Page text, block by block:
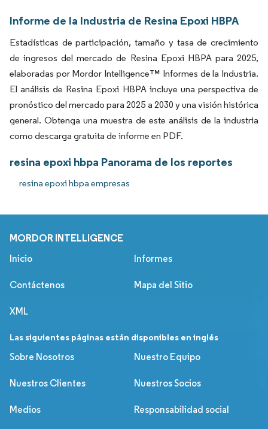
Informe de la Industria de Resina Epoxi HBPA
Estadísticas de participación, tamaño y tasa de crecimiento
de ingresos del mercado de Resina Epoxi HBPA para 2025,
elaboradas por Mordor Intelligence™ Informes de la Industria.
El análisis de Resina Epoxi HBPA incluye una perspectiva de
pronóstico del mercado para 2025 a 2030 y una visión histórica
general. Obtenga una muestra de este análisis de la industria
como descarga gratuita de informe en PDF.
resina epoxi hbpa Panorama de los reportes
resina epoxi hbpa empresas
MORDOR INTELLIGENCE
Inicio Informes
Contáctenos Mapa del Sitio
XML
Las siguientes páginas están disponibles en inglés
Sobre Nosotros
Nuestro Equipo
Nuestros Clientes Nuestros Socios
Medios Responsabilidad social